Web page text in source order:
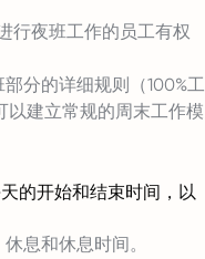
行夜班工作的员工有权
分的详细规则（100%工
以建立常规的周末工作模
的开始和结束时间，以
息和休息时间。